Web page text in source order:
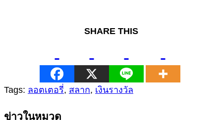
SHARE THIS
Tags: ลอตเตอรี่, สลาก, เงินรางวัล
Continue
ข่าวในหมวด